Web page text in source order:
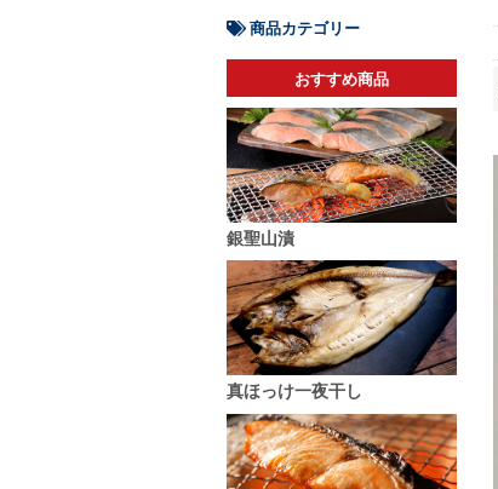
商品カテゴリー
おすすめ商品
銀聖山漬
真ほっけ一夜干し